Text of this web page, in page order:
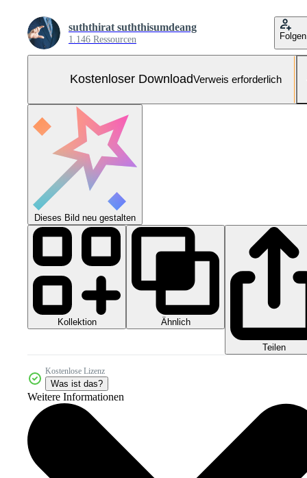
suththirat suththisumdeang
1.146 Ressourcen Folgen
Kostenloser DownloadVerweis erforderlich
Dieses Bild neu gestalten
Kollektion Ähnlich
Teilen
Kostenlose Lizenz
Was ist das?
Weitere Informationen